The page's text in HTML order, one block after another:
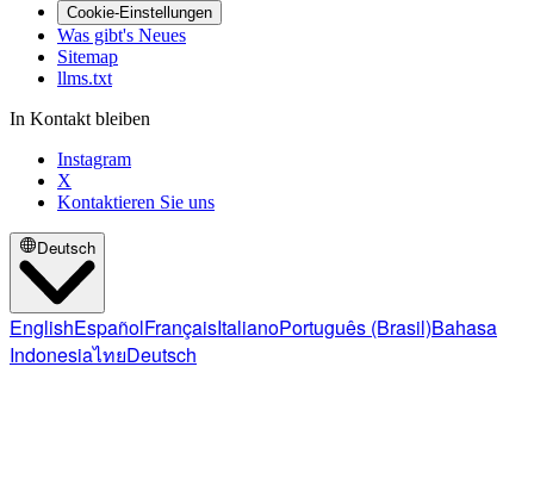
Cookie-Einstellungen
Was gibt's Neues
Sitemap
llms.txt
In Kontakt bleiben
Instagram
X
Kontaktieren Sie uns
Deutsch
EnglishEspañolFrançaisItalianoPortuguês (Brasil)Bahasa
IndonesiaไทยDeutsch